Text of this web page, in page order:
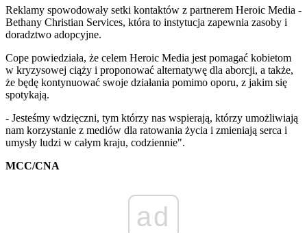
Reklamy spowodowały setki kontaktów z partnerem Heroic Media -
Bethany Christian Services, która to instytucja zapewnia zasoby i
doradztwo adopcyjne.
Cope powiedziała, że celem Heroic Media jest pomagać kobietom
w kryzysowej ciąży i proponować alternatywę dla aborcji, a także,
że będę kontynuować swoje działania pomimo oporu, z jakim się
spotykają.
- Jesteśmy wdzięczni, tym którzy nas wspierają, którzy umożliwiają
nam korzystanie z mediów dla ratowania życia i zmieniają serca i
umysły ludzi w całym kraju, codziennie".
MCC/CNA
ad